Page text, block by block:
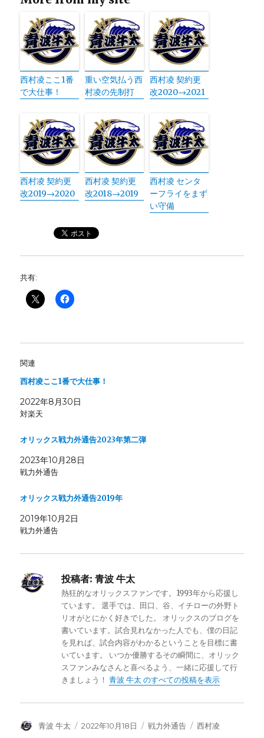
西村凌ここ1番
で大仕事！
重い空気払う西
村凌の先制打
西村凌 契約更
改2020→2021
西村凌 契約更
改2019→2020
西村凌 契約更
改2018→2019
西村凌 センタ
ーフライをまず
い守備
共有:
関連
西村凌ここ1番で大仕事！
2022年8月30日
対楽天
オリックス戦力外通告2023年第二弾
2023年10月28日
戦力外通告
オリックス戦力外通告2019年
2019年10月2日
戦力外通告
投稿者: 青波 牛太
熱狂的なオリックスファンです。1993年から応援し
ています。 選手では、田口、谷、イチローの外野ト
リオがとにかく好きでした。 オリックスのブログを
書いています。試合見れなかった人でも、僕の日記
を見れば、試合内容がわかるということを目標に書
いています。 いつか優勝するその瞬間に、オリック
スファンみなさんと喜べるよう、一緒に応援して行
きましょう！青波 牛太 のすべての投稿を表示
投
青波 牛太
投
2022年10月18日
カ
戦力外通告
タ
西村凌